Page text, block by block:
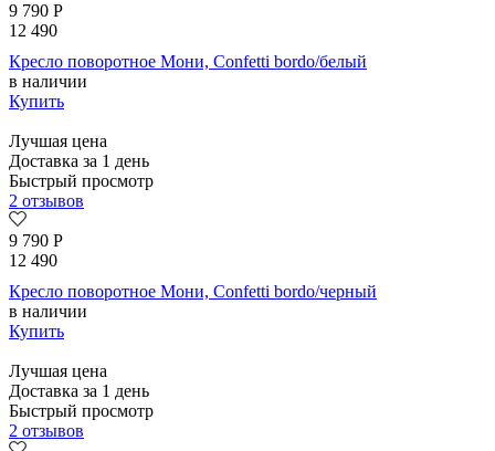
9 790 Р
12 490
Кресло поворотное Мони, Confetti bordo/белый
в наличии
Купить
Лучшая цена
Доставка за 1 день
Быстрый просмотр
2 отзывов
9 790 Р
12 490
Кресло поворотное Мони, Confetti bordo/черный
в наличии
Купить
Лучшая цена
Доставка за 1 день
Быстрый просмотр
2 отзывов